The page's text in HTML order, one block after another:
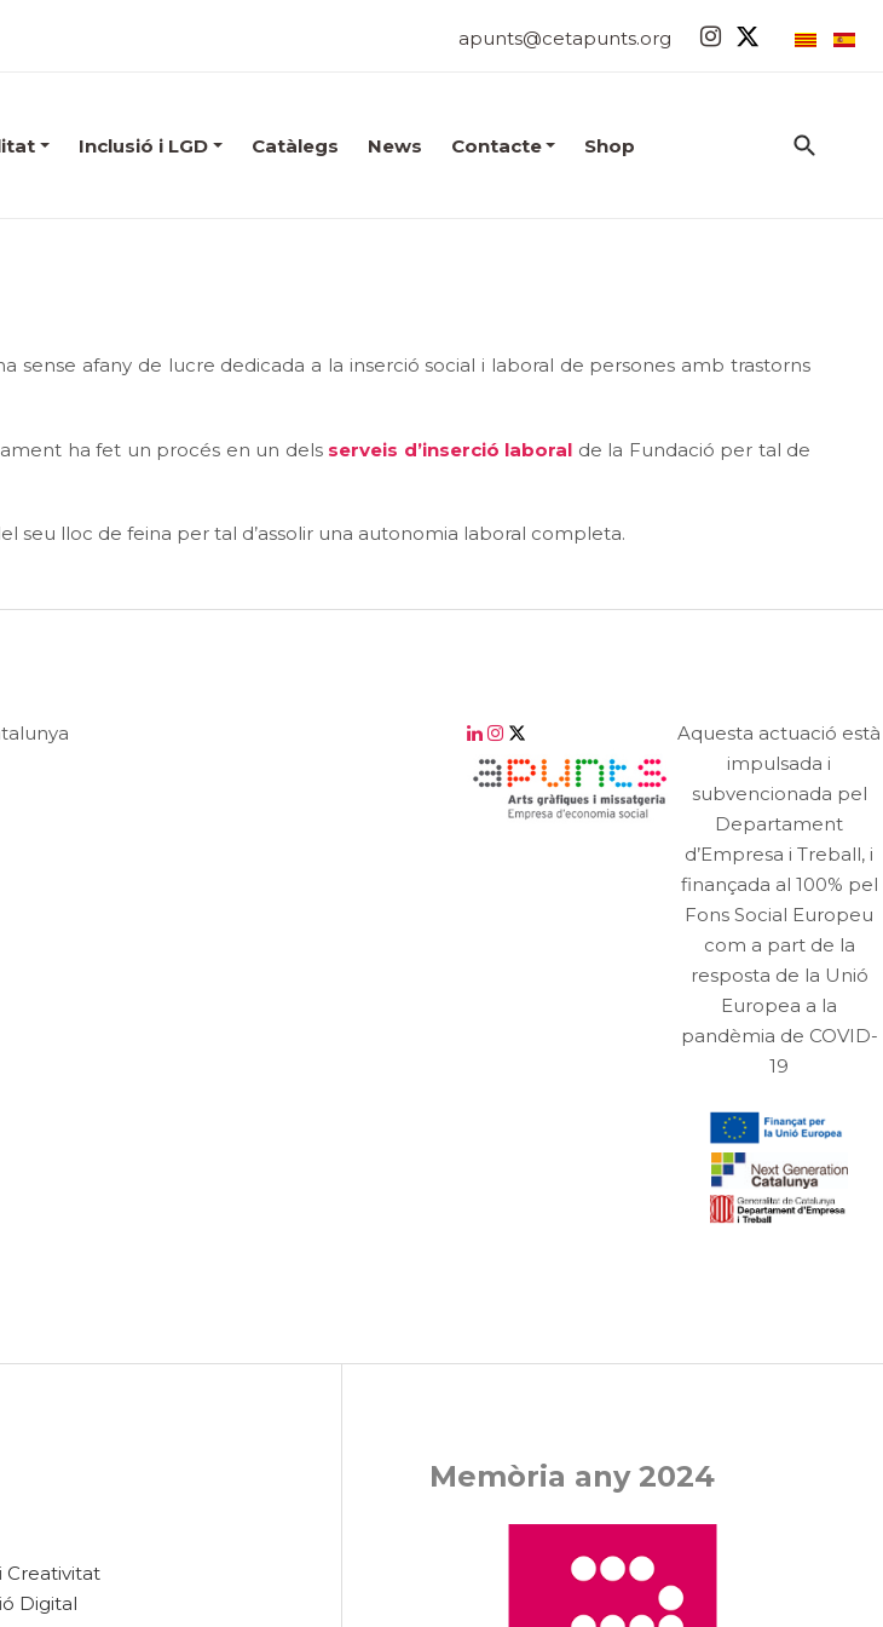
apunts@cetapunts.org
Inclusió i LGD Catàlegs News Contacte Shop
sense afany de lucre dedicada a la inserció social i laboral de persones amb trastorns
ha fet un procés en un dels serveis d’inserció laboral de la Fundació per tal de
lloc de feina per tal d’assolir una autonomia laboral completa.
Aquesta actuació està
impulsada i
subvencionada pel
Departament
d’Empresa i Treball, i
finançada al 100% pel
Fons Social Europeu
com a part de la
resposta de la Unió
Europea a la
pandèmia de COVID-
19
Creativitat
Digital
Memòria any 2024